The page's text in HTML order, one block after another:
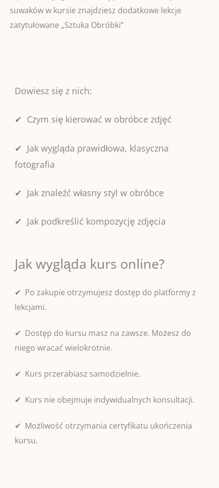
suwaków w kursie znajdziesz dodatkowe lekcje
zatytułowane „Sztuka Obróbki”
Dowiesz się z nich:
✔ Czym się kierować w obróbce zdjęć
✔ Jak wygląda prawidłowa, klasyczna
fotografia
✔ Jak znaleźć własny styl w obróbce
✔ Jak podkreślić kompozycję zdjęcia
Jak wygląda kurs online?
✔ Po zakupie otrzymujesz dostęp do platformy z
lekcjami.
✔ Dostęp do kursu masz na zawsze. Możesz do
niego wracać wielokrotnie.
✔ Kurs przerabiasz samodzielnie.
✔ Kurs nie obejmuje indywidualnych konsultacji.
✔ Możliwość otrzymania certyfikatu ukończenia
kursu.